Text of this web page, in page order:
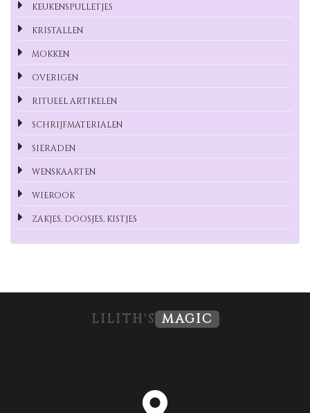
KEUKENSPULLETJES
KRISTALLEN
MOKKEN
OVERIGEN
RITUEEL ARTIKELEN
SCHRIJFMATERIALEN
SIERADEN
WENSKAARTEN
WIEROOK
ZAKJES, DOOSJES, KISTJES
LILITH'S MAGIC